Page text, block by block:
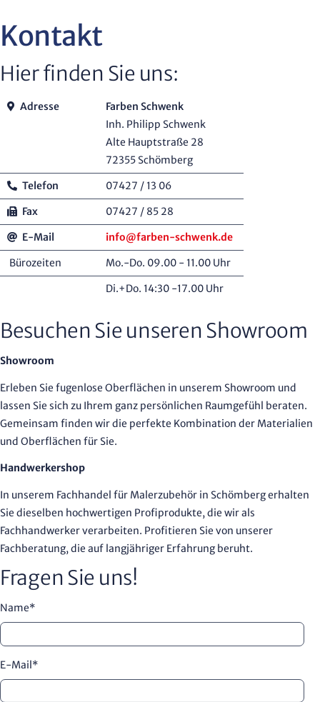
Kontakt
Hier finden Sie uns:
Adresse
Farben Schwenk
Inh. Philipp Schwenk
Alte Hauptstraße 28
72355 Schömberg
Telefon
07427 / 13 06
Fax
07427 / 85 28
E-Mail
info@farben-schwenk.de
Bürozeiten
Mo.-Do. 09.00 - 11.00 Uhr
Di.+Do. 14:30 -17.00 Uhr
Besuchen Sie unseren Showroom
Showroom
Erleben Sie fugenlose Oberflächen in unserem Showroom und
lassen Sie sich zu Ihrem ganz persönlichen Raumgefühl beraten.
Gemeinsam finden wir die perfekte Kombination der Materialien
und Oberflächen für Sie.
Handwerkershop
In unserem Fachhandel für Malerzubehör in Schömberg erhalten
Sie dieselben hochwertigen Profiprodukte, die wir als
Fachhandwerker verarbeiten. Profitieren Sie von unserer
Fachberatung, die auf langjähriger Erfahrung beruht.
Fragen Sie uns!
Name*
E-Mail*